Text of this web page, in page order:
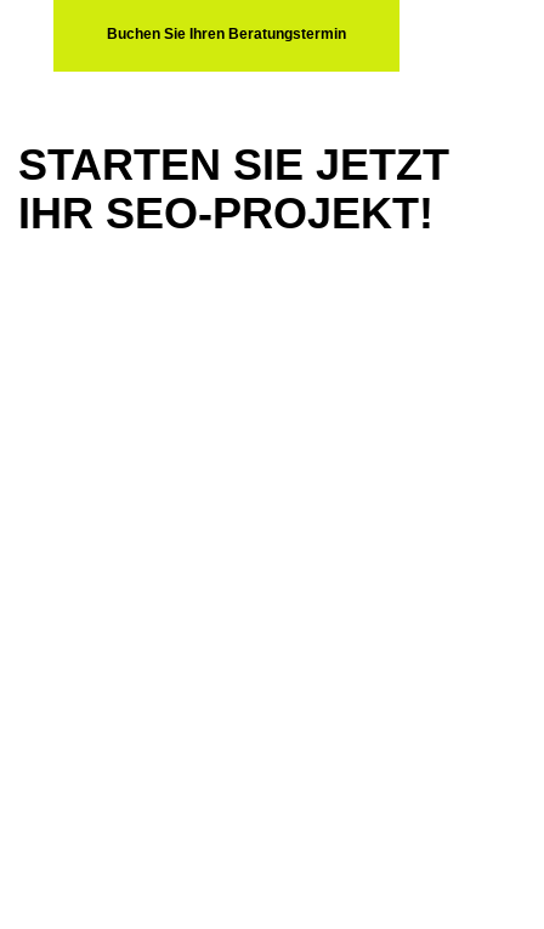
Buchen Sie Ihren Beratungstermin
STARTEN SIE JETZT
IHR SEO-PROJEKT!